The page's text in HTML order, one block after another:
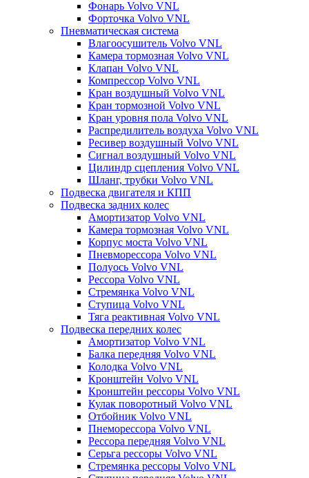
Фонарь Volvo VNL
Форточка Volvo VNL
Пневматическая система
Влагоосушитель Volvo VNL
Камера тормозная Volvo VNL
Клапан Volvo VNL
Компрессор Volvo VNL
Кран воздушный Volvo VNL
Кран тормозной Volvo VNL
Кран уровня пола Volvo VNL
Распредилитель воздуха Volvo VNL
Ресивер воздушный Volvo VNL
Сигнал воздушный Volvo VNL
Цилиндр сцепления Volvo VNL
Шланг, трубки Volvo VNL
Подвеска двигателя и КПП
Подвеска задних колес
Амортизатор Volvo VNL
Камера тормозная Volvo VNL
Корпус моста Volvo VNL
Пневморессора Volvo VNL
Полуось Volvo VNL
Рессора Volvo VNL
Стремянка Volvo VNL
Ступица Volvo VNL
Тяга реактивная Volvo VNL
Подвеска передних колес
Амортизатор Volvo VNL
Балка передняя Volvo VNL
Колодка Volvo VNL
Кронштейн Volvo VNL
Кронштейн рессоры Volvo VNL
Кулак поворотный Volvo VNL
Отбойник Volvo VNL
Пнеморессора Volvo VNL
Рессора передняя Volvo VNL
Серьга рессоры Volvo VNL
Стремянка рессоры Volvo VNL